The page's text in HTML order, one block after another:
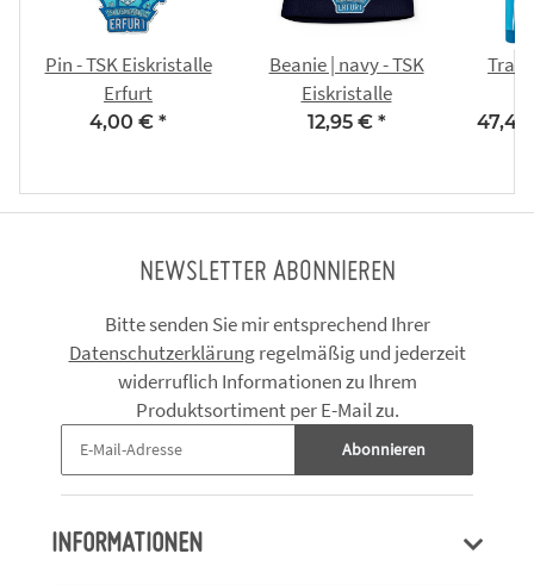
Pin - TSK Eiskristalle
Erfurt
4,00 € *
Beanie | navy - TSK
Eiskristalle
12,95 € *
NEWSLETTER ABONNIEREN
Bitte senden Sie mir entsprechend Ihrer
Datenschutzerklärungregelmäßig und jederzeit
widerruflich Informationen zu Ihrem
Produktsortiment per E-Mail zu.
Abonnieren
INFORMATIONEN